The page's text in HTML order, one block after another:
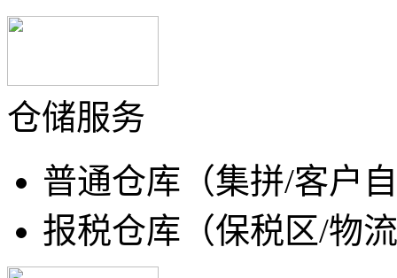
仓储服务
普通仓库（集拼/客户
报税仓库（保税区/物